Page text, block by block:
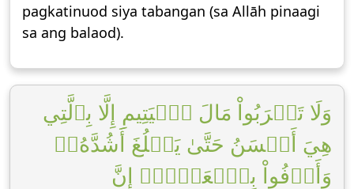
pagkatinuod siya tabangan (sa Allāh pinaagi
sa ang balaod).
وَلَا تَقۡرَبُواْ مَالَ ٱلۡيَتِيمِ إِلَّا بِٱلَّتِي
هِيَ أَحۡسَنُ حَتَّىٰ يَبۡلُغَ أَشُدَّهُۥۚ
وَأَوۡفُواْ بِٱلۡعَهۡدِۖ إِنَّ